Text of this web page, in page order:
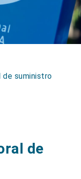
de suministro
de